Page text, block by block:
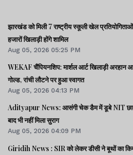
झारखंड को मिली 7 राष्ट्रीय स्कूली खेल
हजारों खिलाड़ी होंगे शामिल
Aug 05, 2026 05:25 PM
WEKAF चैंपियनशिप: मार्शल आर्ट खिलाड़ी अरहान
गोल्ड, रांची लौटने पर हुआ स्वागत
Aug 05, 2026 04:13 PM
Adityapur News: आसंगी चेक डैम में डूबे NIT
बाद भी नहीं मिला सुराग
Aug 05, 2026 04:09 PM
Giridih News : SIR को लेकर डीसी ने बूथों का किया